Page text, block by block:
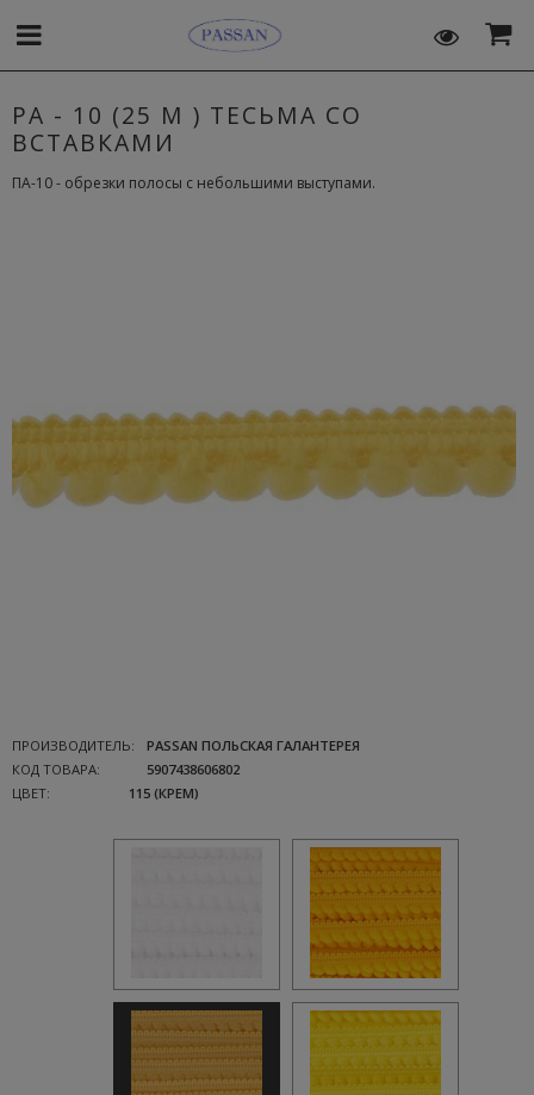
PA - 10 (25 М ) ТЕСЬМА СО
ВСТАВКАМИ
ПА-10 - обрезки полосы с небольшими выступами.
ПРОИЗВОДИТЕЛЬ:
PASSAN ПОЛЬСКАЯ ГАЛАНТЕРЕЯ
КОД ТОВАРА:
5907438606802
ЦВЕТ:
115 (КРЕМ)